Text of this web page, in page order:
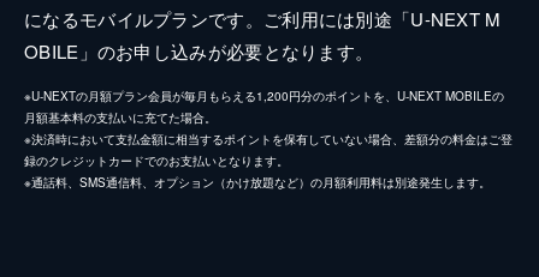
になるモバイルプランです。ご利用には別途「U-NEXT M
OBILE」のお申し込みが必要となります。
※U-NEXTの月額プラン会員が毎月もらえる1,200円分のポイントを、U-NEXT MOBILEの
月額基本料の支払いに充てた場合。
※決済時において支払金額に相当するポイントを保有していない場合、差額分の料金はご登
録のクレジットカードでのお支払いとなります。
※通話料、SMS通信料、オプション（かけ放題など）の月額利用料は別途発生します。